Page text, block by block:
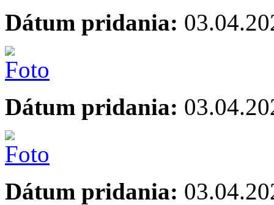
Dátum pridania:
Dátum pridania:
Dátum pridania: